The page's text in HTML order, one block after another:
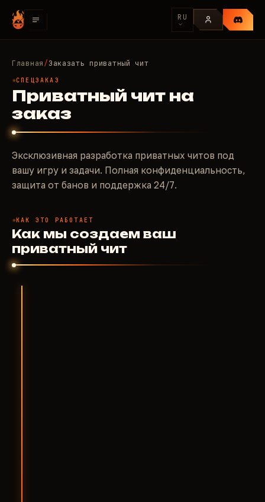
RU
Главная/Заказать приватный чит
СПЕЦЗАКАЗ
Приватный чит на
заказ
Эксклюзивная разработка приватных читов под
вашу игру и задачи. Полная конфиденциальность,
защита от банов и поддержка 24/7.
КАК ЭТО РАБОТАЕТ
Как мы создаем ваш
приватный чит